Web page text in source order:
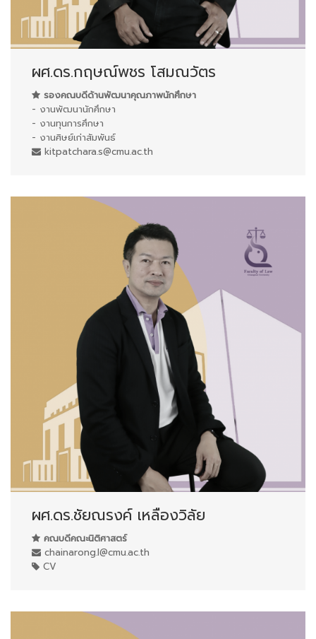
ผศ.ดร.กฤษณ์พชร โสมณวัตร
รองคณบดีด้านพัฒนาคุณภาพนักศึกษา
- งานพัฒนานักศึกษา
- งานทุนการศึกษา
- งานศิษย์เก่าสัมพันธ์
kitpatchara.s@cmu.ac.th
ผศ.ดร.ชัยณรงค์ เหลืองวิลัย
คณบดีคณะนิติศาสตร์
chainarong.l@cmu.ac.th
CV